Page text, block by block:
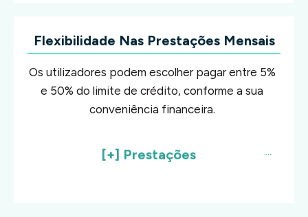
Flexibilidade Nas Prestações Mensais
Os utilizadores podem escolher pagar entre 5%
e 50% do limite de crédito, conforme a sua
conveniência financeira.
[+] Prestações